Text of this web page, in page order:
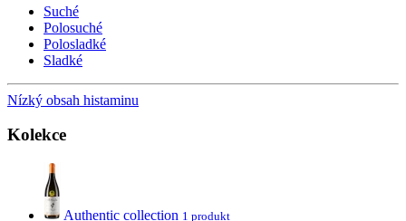
Suché
Polosuché
Polosladké
Sladké
Nízký obsah histaminu
Kolekce
Authentic collection 1 produkt